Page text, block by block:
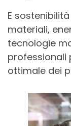
E
materiali,
tecnologie
professionali
ottimale dei